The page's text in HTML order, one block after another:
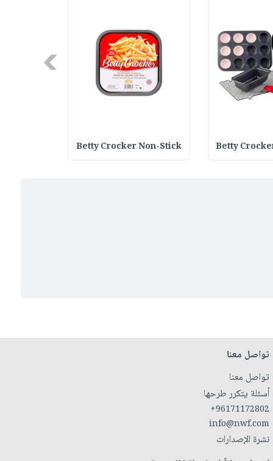
Betty
Betty Crocker Non-Stick
Next
تواصل معنا
تواصل معنا
أسئلة يتكرر طرحها
+96171172802
info@nwf.com
نشرة الإصدارات